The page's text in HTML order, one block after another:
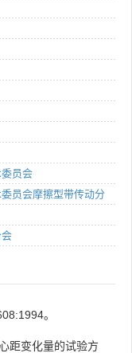
员会
员会摩擦型带传动分
。
距变化量的试验方